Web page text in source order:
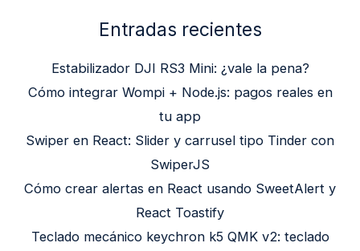
Entradas recientes
Estabilizador DJI RS3 Mini: ¿vale la pena?
Cómo integrar Wompi + Node.js: pagos reales en
tu app
Swiper en React: Slider y carrusel tipo Tinder con
SwiperJS
Cómo crear alertas en React usando SweetAlert y
React Toastify
Teclado mecánico keychron k5 QMK v2: teclado